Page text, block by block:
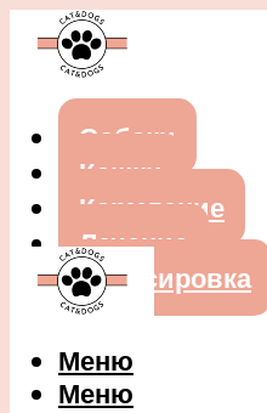
Собаки
Кошки
Кормление
Лечение
Дрессировка
Меню
Меню